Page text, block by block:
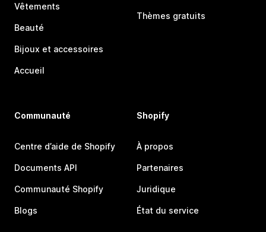
Vêtements
Beauté
Bijoux et accessoires
Accueil
Thèmes gratuits
Communauté
Centre d’aide de Shopify
Documents API
Communauté Shopify
Blogs
Shopify
À propos
Partenaires
Juridique
État du service